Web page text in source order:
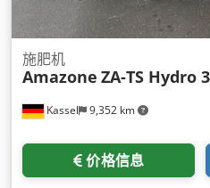
Kassel 9,352 km
施肥机
Amazone ZA-TS Hydro
价格信息